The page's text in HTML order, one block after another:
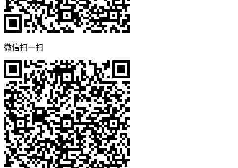
微信扫一扫